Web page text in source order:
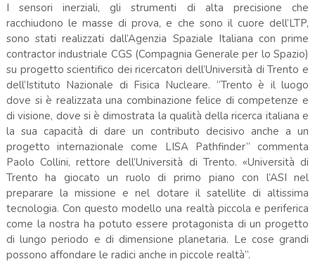
I sensori inerziali, gli strumenti di alta precisione che
racchiudono le masse di prova, e che sono il cuore dell’LTP,
sono stati realizzati dall’Agenzia Spaziale Italiana con prime
contractor industriale CGS (Compagnia Generale per lo Spazio)
su progetto scientifico dei ricercatori dell’Università di Trento e
dell’Istituto Nazionale di Fisica Nucleare. “Trento è il luogo
dove si è realizzata una combinazione felice di competenze e
di visione, dove si è dimostrata la qualità della ricerca italiana e
la sua capacità di dare un contributo decisivo anche a un
progetto internazionale come LISA Pathfinder” commenta
Paolo Collini, rettore dell’Università di Trento. «Università di
Trento ha giocato un ruolo di primo piano con l’ASI nel
preparare la missione e nel dotare il satellite di altissima
tecnologia. Con questo modello una realtà piccola e periferica
come la nostra ha potuto essere protagonista di un progetto
di lungo periodo e di dimensione planetaria. Le cose grandi
possono affondare le radici anche in piccole realtà”.